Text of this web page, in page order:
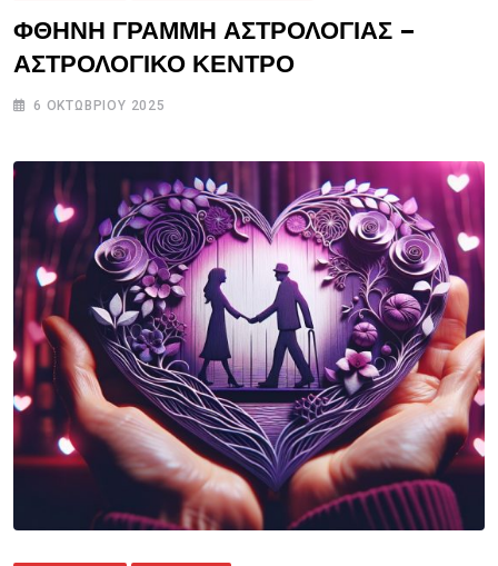
ΦΘΗΝΗ ΓΡΑΜΜΗ ΑΣΤΡΟΛΟΓΙΑΣ –
ΑΣΤΡΟΛΟΓΙΚΟ ΚΕΝΤΡΟ
6 ΟΚΤΩΒΡΊΟΥ 2025